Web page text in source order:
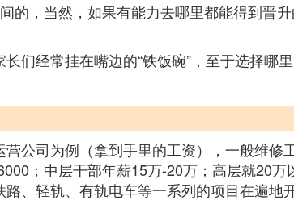
，当然，如果有能力去哪里都能得到晋
们经常挂在嘴边的“铁饭碗”，至于选择哪
营公司为例（拿到手里的工资），一般维修
；中层干部年薪15万-20万；高层就20万
路、轻轨、有轨电车等一系列的项目在遍地